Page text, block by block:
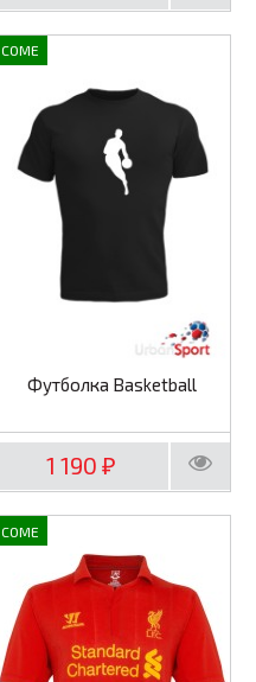
COME
Футболка Basketball
1 190 ₽
COME